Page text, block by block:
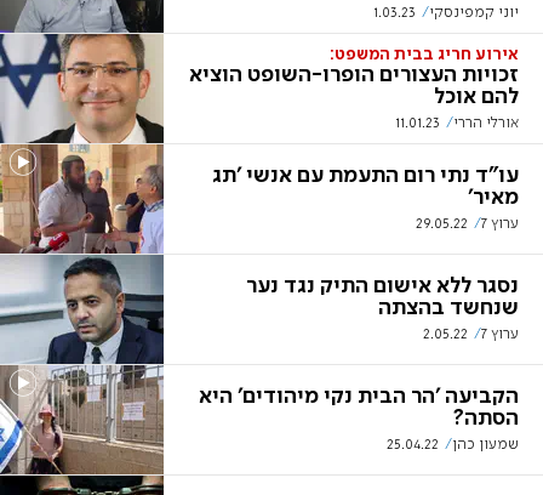
יוני קמפינסקי 1.03.23
אירוע חריג בבית המשפט:
זכויות העצורים הופרו-השופט הוציא
להם אוכל
אורלי הררי 11.01.23
עו"ד נתי רום התעמת עם אנשי 'תג
מאיר'
ערוץ 7 29.05.22
נסגר ללא אישום התיק נגד נער
שנחשד בהצתה
ערוץ 7 2.05.22
הקביעה 'הר הבית נקי מיהודים' היא
הסתה?
שמעון כהן 25.04.22